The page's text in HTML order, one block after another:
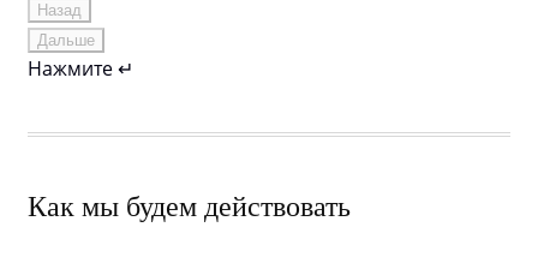
Назад
Дальше
Нажмите ↵
Как мы будем действовать